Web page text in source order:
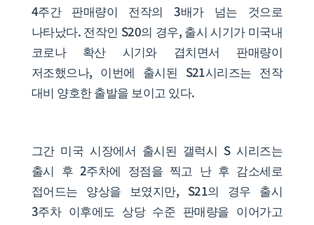
4주간 판매량이 전작의 3배가 넘는 것으로
나타났다. 전작인 S20의 경우, 출시 시기가 미국내
코로나 확산 시기와 겹치면서 판매량이
저조했으나, 이번에 출시된 S21시리즈는 전작
대비 양호한 출발을 보이고 있다.
그간 미국 시장에서 출시된 갤럭시 S 시리즈는
출시 후 2주차에 정점을 찍고 난 후 감소세로
접어드는 양상을 보였지만, S21의 경우 출시
3주차 이후에도 상당 수준 판매량을 이어가고